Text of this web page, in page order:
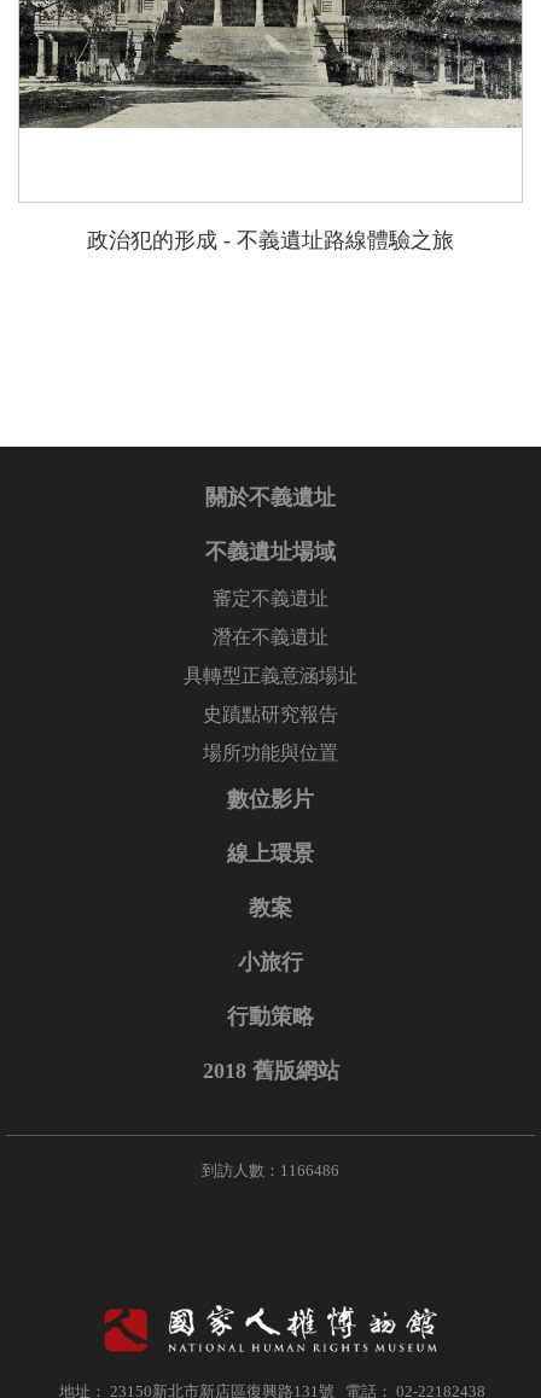
政治犯的形成 - 不義遺址路線體驗之旅
關於不義遺址
不義遺址場域
審定不義遺址
潛在不義遺址
具轉型正義意涵場址
史蹟點研究報告
場所功能與位置
數位影片
線上環景
教案
小旅行
行動策略
2018 舊版網站
到訪人數：1166486
地址： 23150新北市新店區復興路131號 電話： 02-22182438